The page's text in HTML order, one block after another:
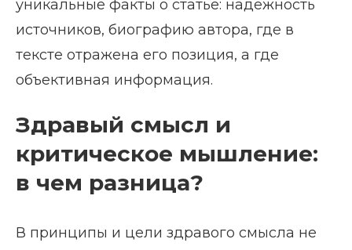
уникальные факты о статье: надежность
источников, биографию автора, где в
тексте отражена его позиция, а где
объективная информация.
Здравый смысл и
критическое мышление:
в чем разница?
В принципы и цели здравого смысла не